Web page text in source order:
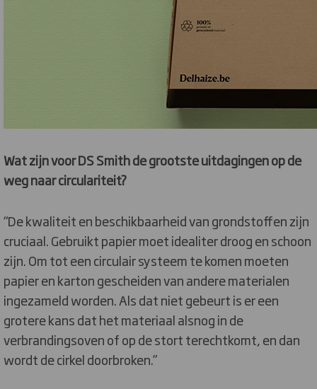
Wat zijn voor DS Smith de grootste uitdagingen op de
weg naar circulariteit?
“De kwaliteit en beschikbaarheid van grondstoffen zijn
cruciaal. Gebruikt papier moet idealiter droog en schoon
zijn. Om tot een circulair systeem te komen moeten
papier en karton gescheiden van andere materialen
ingezameld worden. Als dat niet gebeurt is er een
grotere kans dat het materiaal alsnog in de
verbrandingsoven of op de stort terechtkomt, en dan
wordt de cirkel doorbroken.”